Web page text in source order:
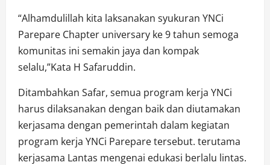
“Alhamdulillah kita laksanakan syukuran YNCi
Parepare Chapter universary ke 9 tahun semoga
komunitas ini semakin jaya dan kompak
selalu,”Kata H Safaruddin.
Ditambahkan Safar, semua program kerja YNCi
harus dilaksanakan dengan baik dan diutamakan
kerjasama dengan pemerintah dalam kegiatan
program kerja YNCi Parepare tersebut. terutama
kerjasama Lantas mengenai edukasi berlalu lintas.